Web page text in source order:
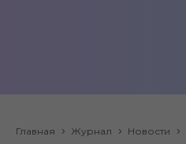
Главная Журнал Новости